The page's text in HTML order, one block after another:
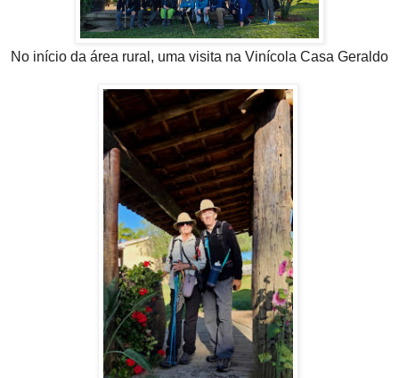
No início da área rural, uma visita na Vinícola Casa Geraldo